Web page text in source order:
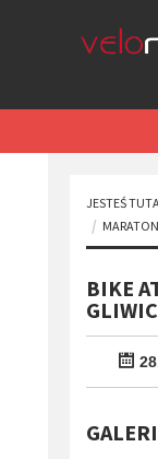
JESTEŚ
MARATON
BIKE